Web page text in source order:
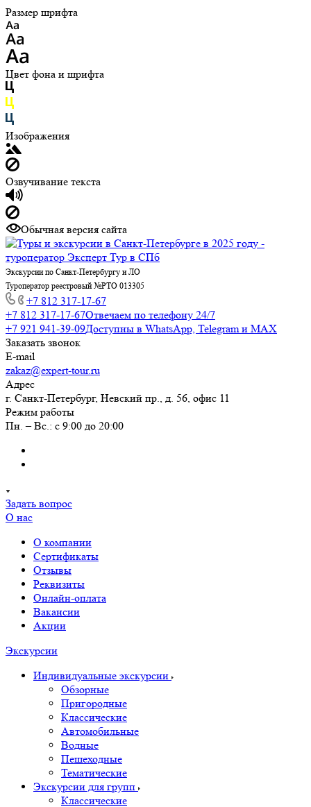
Размер шрифта
Цвет фона и шрифта
Изображения
Озвучивание текста
Обычная версия сайта
Экскурсии по Санкт-Петербургу и ЛО
Туроператор реестровый №РТО 013305
+7 812 317-17-67
+7 812 317-17-67Отвечаем по телефону 24/7
+7 921 941-39-09Доступны в WhatsApp, Telegram и MAX
Заказать звонок
E-mail
zakaz@expert-tour.ru
Адрес
г. Санкт-Петербург, Невский пр., д. 56, офис 11
Режим работы
Пн. – Вс.: с 9:00 до 20:00
Задать вопрос
О нас
О компании
Сертификаты
Отзывы
Реквизиты
Онлайн-оплата
Вакансии
Акции
Экскурсии
Индивидуальные экскурсии
Обзорные
Пригородные
Классические
Автомобильные
Водные
Пешеходные
Тематические
Экскурсии для групп
Классические